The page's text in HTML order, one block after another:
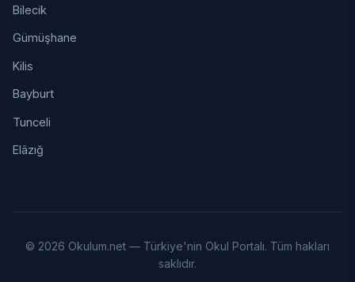
Bilecik
Gümüşhane
Kilis
Bayburt
Tunceli
Elâzığ
© 2026 Okulum.net — Türkiye'nin Okul Portalı. Tüm hakları
saklıdır.